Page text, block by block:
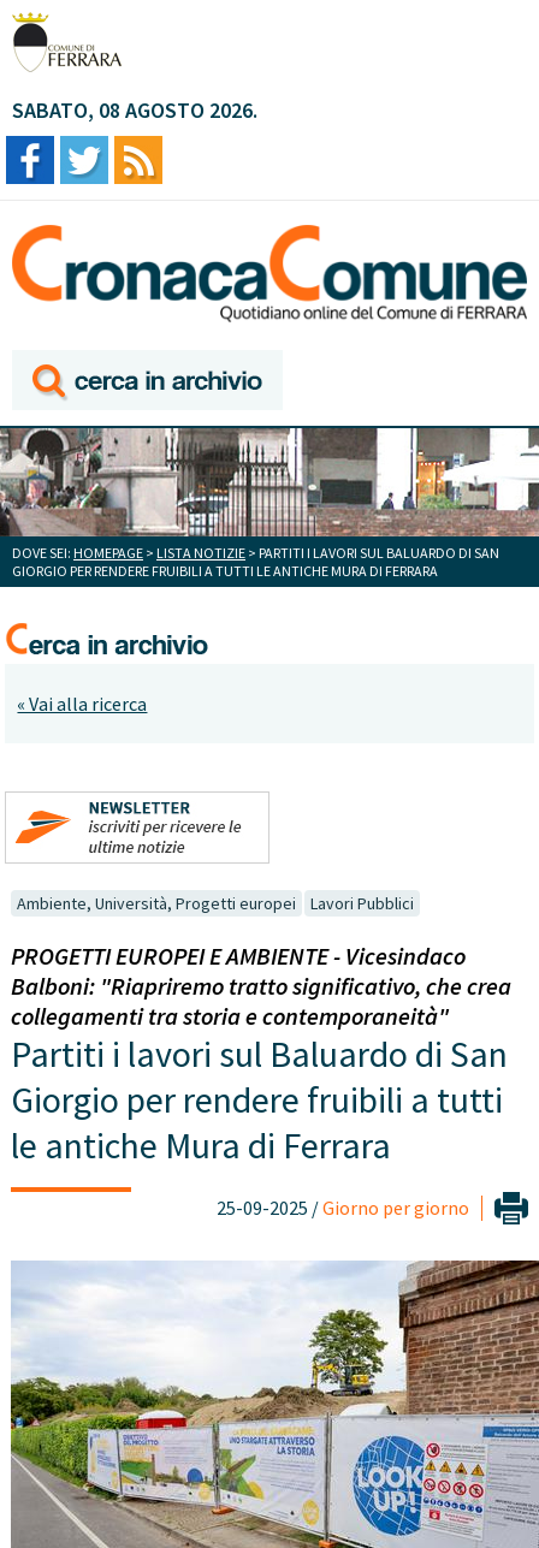
SABATO, 08 AGOSTO 2026.
DOVE SEI: HOMEPAGE > LISTA NOTIZIE > PARTITI I LAVORI SUL BALUARDO DI SAN
GIORGIO PER RENDERE FRUIBILI A TUTTI LE ANTICHE MURA DI FERRARA
« Vai alla ricerca
Ambiente, Università, Progetti europei Lavori Pubblici
PROGETTI EUROPEI E AMBIENTE - Vicesindaco
Balboni: "Riapriremo tratto significativo, che crea
collegamenti tra storia e contemporaneità"
Partiti i lavori sul Baluardo di San
Giorgio per rendere fruibili a tutti
le antiche Mura di Ferrara
25-09-2025 /Giorno per giorno